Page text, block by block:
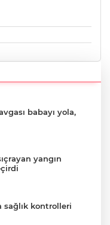
babayı yola,
yangın
sağlık kontrolleri